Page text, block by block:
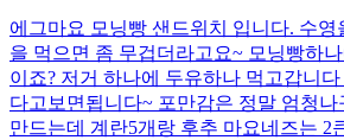
에그마요 모닝빵 샌드위치 입니다. 수
을 먹으면 좀 무겁더라고요~ 모닝빵하
이죠? 저거 하나에 두유하나 먹고갑니
다고보면됩니다~ 포만감은 정말 엄청나
만드는데 계란5개랑 후추 마요네즈는 2